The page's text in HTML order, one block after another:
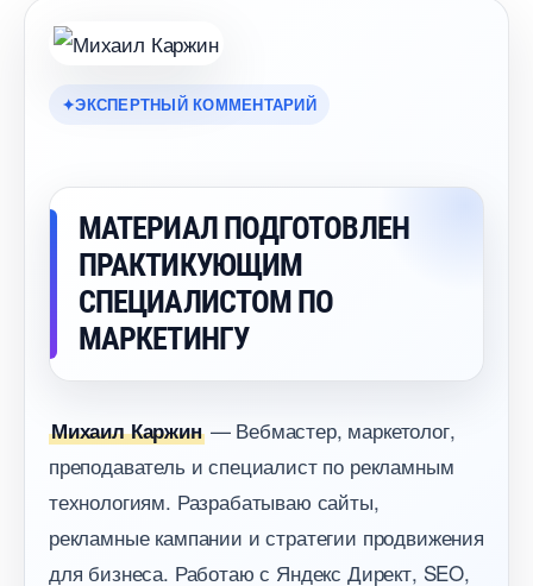
ЭКСПЕРТНЫЙ КОММЕНТАРИЙ
МАТЕРИАЛ ПОДГОТОВЛЕН
ПРАКТИКУЮЩИМ
СПЕЦИАЛИСТОМ ПО
МАРКЕТИНГУ
Михаил Каржин— Вебмастер, маркетолог,
преподаватель и специалист по рекламным
технологиям. Разрабатываю сайты,
рекламные кампании и стратегии продвижения
для бизнеса. Работаю с Яндекс Директ, SEO,